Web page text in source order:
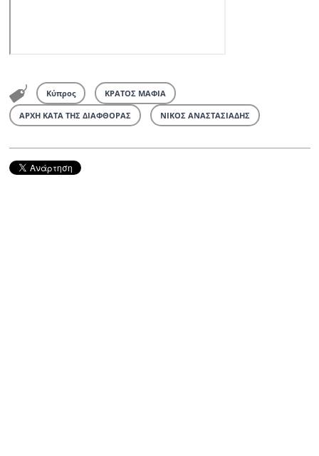
Κύπρος ΚΡΑΤΟΣ ΜΑΦΙΑ
ΑΡΧΗ ΚΑΤΑ ΤΗΣ ΔΙΑΦΘΟΡΑΣ ΝΙΚΟΣ ΑΝΑΣΤΑΣΙΑΔΗΣ